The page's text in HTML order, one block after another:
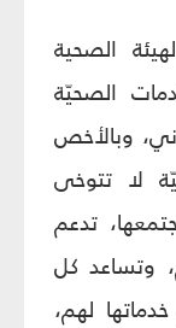
الصحية
الصحيّة
وبالأخص
لا تتوخى
تدعم
وتساعد كل
لهم،